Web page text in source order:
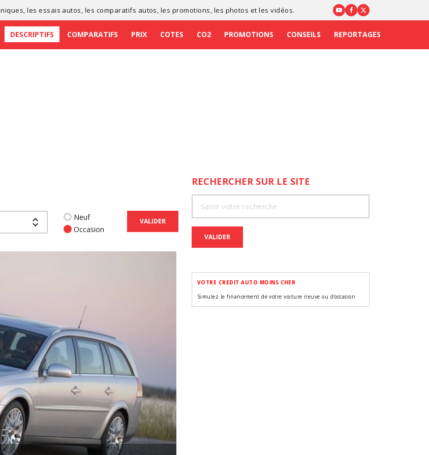
, lesessais autos , les comparatifs autos , les promotions , les photos et les vidéos.
DESCRIPTIFS COMPARATIFS PRIX COTES CO2 PROMOTIONS CONSEILS REPORTAGES
Neuf
Occasion
VALIDER
RECHERCHER SUR LE SITE
VALIDER
VOTRE CREDIT AUTO MOINS CHER
Simulez le financement de votre voiture neuve ou d'occasion